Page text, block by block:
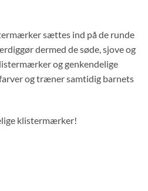
sættes ind på de runde
dermed de søde, sjove og
og genkendelige
og træner samtidig barnets
klistermærker!